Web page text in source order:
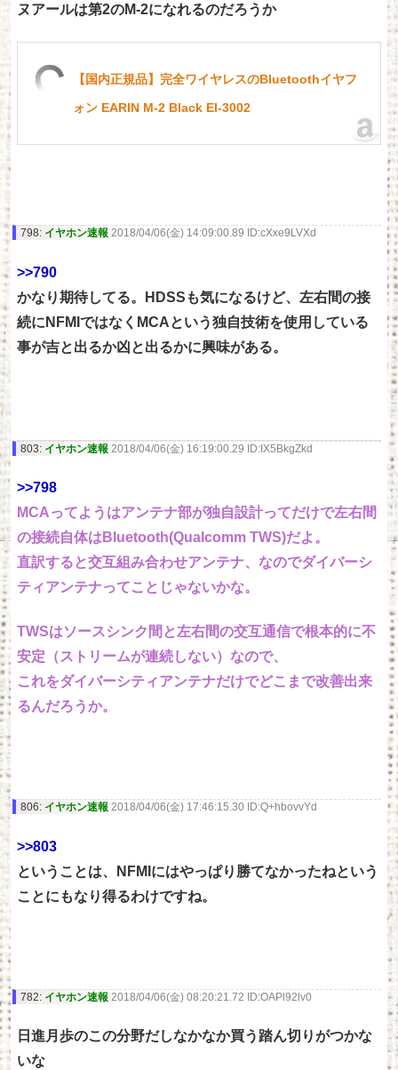
ヌアールは第2のM-2になれるのだろうか
【国内正規品】完全ワイヤレスのBluetoothイヤフ
ォン EARIN M-2 Black EI-3002
798: イヤホン速報 2018/04/06(金) 14:09:00.89 ID:cXxe9LVXd
>>790
かなり期待してる。HDSSも気になるけど、左右間の接
続にNFMIではなくMCAという独自技術を使用している
事が吉と出るか凶と出るかに興味がある。
803: イヤホン速報 2018/04/06(金) 16:19:00.29 ID:IX5BkgZkd
>>798
MCAってようはアンテナ部が独自設計ってだけで左右間
の接続自体はBluetooth(Qualcomm TWS)だよ。
直訳すると交互組み合わせアンテナ、なのでダイバーシ
ティアンテナってことじゃないかな。
TWSはソースシンク間と左右間の交互通信で根本的に不
安定（ストリームが連続しない）なので、
これをダイバーシティアンテナだけでどこまで改善出来
るんだろうか。
806: イヤホン速報 2018/04/06(金) 17:46:15.30 ID:Q+hbovvYd
>>803
ということは、NFMIにはやっぱり勝てなかったねという
ことにもなり得るわけですね。
782: イヤホン速報 2018/04/06(金) 08:20:21.72 ID:OAPl92lv0
日進月歩のこの分野だしなかなか買う踏ん切りがつかな
いな